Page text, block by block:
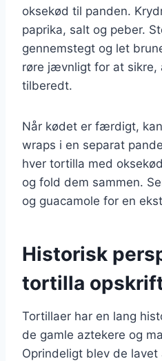
oksekød til panden.
paprika, salt og peber.
gennemstegt og let
røre jævnligt for at
tilberedt.
Når kødet er færdigt,
wraps i en separat
hver tortilla med
og fold dem sammen.
og guacamole for en
Historisk
tortilla
Tortillaer har en lang
de gamle aztekere og
Oprindeligt blev de lavet